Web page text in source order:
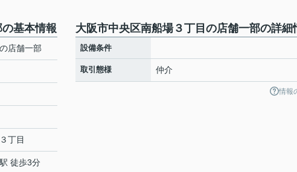
基本情報
店舗一部
３丁目
駅 徒歩3分
大阪市中央区南船場３丁目の店舗一部の詳細
設備条件
取引態様 仲介
情報